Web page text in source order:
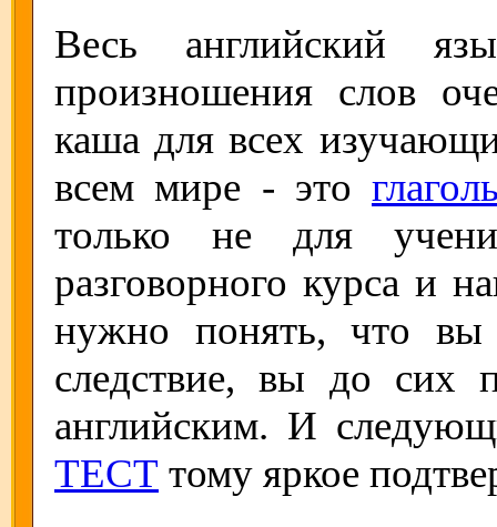
Весь английский
произношения слов
каша для всех
всем мире - это
только не для
разговорного курса и
нужно понять, что
следствие, вы до сих
английским. И
ТЕСТ тому яркое